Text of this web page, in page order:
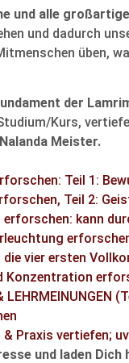
und alle
und dadurch
üben,
der
Kurs,
Meister.
Teil 1:
Teil 2:
erforschen: kann
vier ersten
Konzentration
LEHRMEINUNGEN
& Praxis vertiefen;
und laden Dich